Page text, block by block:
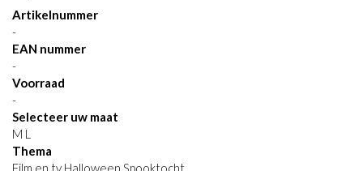
Artikelnummer
-
EAN nummer
-
Voorraad
-
Selecteer uw maat
M L
Thema
Film en tv Halloween Spooktocht